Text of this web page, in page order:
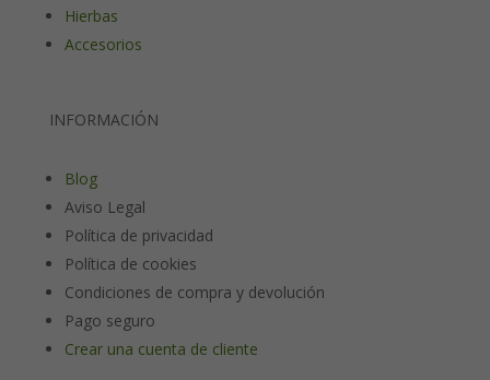
Hierbas
Accesorios
INFORMACIÓN
Blog
Aviso Legal
Política de privacidad
Política de cookies
Condiciones de compra y devolución
Pago seguro
Crear una cuenta de cliente